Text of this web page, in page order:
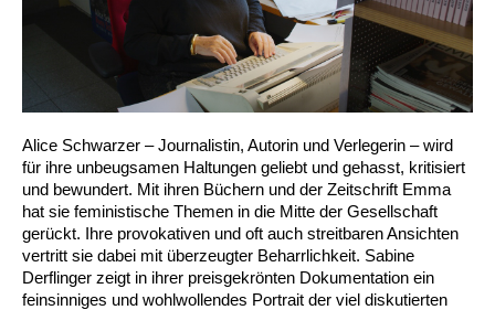
Alice Schwarzer – Journalistin, Autorin und Verlegerin – wird
für ihre unbeugsamen Haltungen geliebt und gehasst, kritisiert
und bewundert. Mit ihren Büchern und der Zeitschrift Emma
hat sie feministische Themen in die Mitte der Gesellschaft
gerückt. Ihre provokativen und oft auch streitbaren Ansichten
vertritt sie dabei mit überzeugter Beharrlichkeit. Sabine
Derflinger zeigt in ihrer preisgekrönten Dokumentation ein
feinsinniges und wohlwollendes Portrait der viel diskutierten